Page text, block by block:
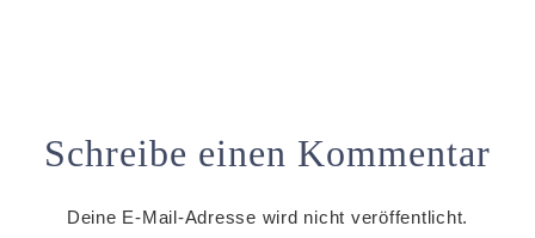
Schreibe einen Kommentar
Deine E-Mail-Adresse wird nicht veröffentlicht.